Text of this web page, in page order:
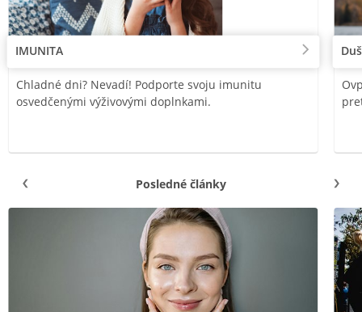
IMUNITA
Chladné dni? Nevadí! Podporte svoju imunitu
osvedčenými výživovými doplnkami.
Posledné články